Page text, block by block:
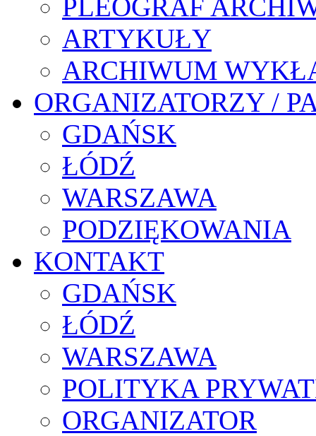
PLEOGRAF
ARTYKUŁY
ARCHIWUM
ORGANIZATORZY /
GDAŃSK
ŁÓDŹ
WARSZAWA
PODZIĘKOWANIA
KONTAKT
GDAŃSK
ŁÓDŹ
WARSZAWA
POLITYKA
ORGANIZATOR